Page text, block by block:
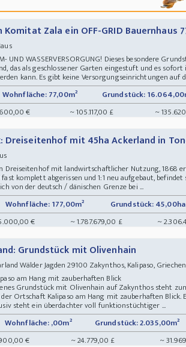
Komitat Zala ein OFF-GRID Bauernhaus
UND WASSERVERSORGUNG! Dieses besondere
das als geschlossener Garten eingestuft und es sofort
kann. Es gibt keine Versorgungseinrichtungen auf
Wohnfläche: 77,00m² Grundstück:
€ ~ 105.117,00 £ ~
Dreiseitenhof mit 45ha Ackerland in
Dreiseitenhof mit landwirtschaftlicher Nutzung, 1868
komplett abgerissen und 1:1 neu aufgebaut, befindet
von der deutsch / dänischen Grenze bei ...
Wohnfläche: 177,00m² Grundstück: 45,00ha
€ ~ 1.787.679,00 £ ~
Grundstück mit Olivenhain
Wälder Jagden 29100 Zakynthos, Kalipaso,
am Hang mit zauberhaften Blick
Grundstück mit Olivenhain auf Zakynthos steht
der Ortschaft Kalipaso am Hang mit zauberhaften Blick.
steht ein überdachter voll funktionstüchtiger ...
Wohnfläche: ,00m² Grundstück: 2.035,00m²
€ ~ 24.779,00 £ ~